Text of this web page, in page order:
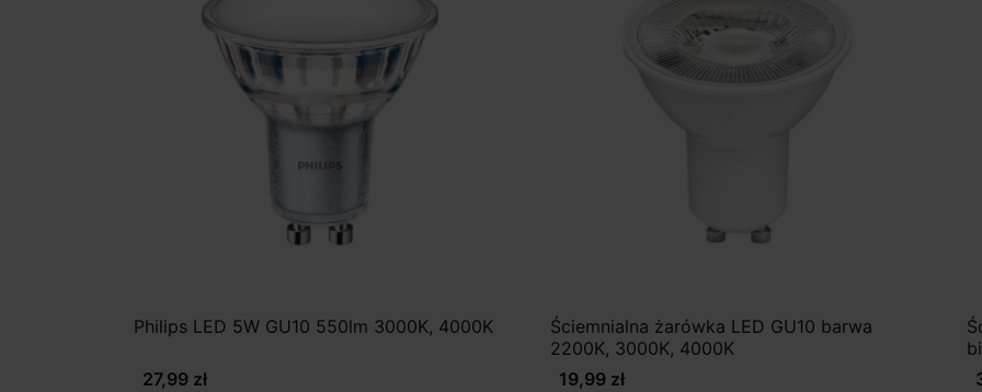
Philips LED 5W GU10 550lm 3000K, 4000K
27,99 zł
Ściemnialna żarówka LED GU10 barwa
2200K, 3000K, 4000K
19,99 zł